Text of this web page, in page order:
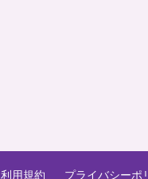
利用規約 プライバシーポ